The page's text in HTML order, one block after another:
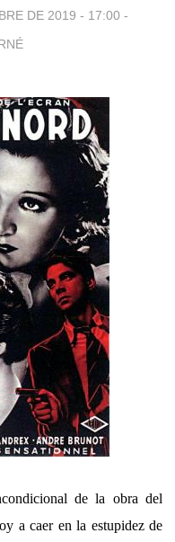
DE 2019 - 17:00 -
de la obra del
a caer en la estupidez de